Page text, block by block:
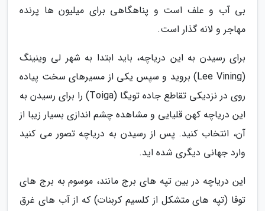
بی آب و علف است و پناهگاهی برای میلیون ها پرنده
مهاجر و لانه گذار است.
برای رسیدن به این دریاچه، باید ابتدا به شهر لی وینینگ
(Lee Vining) بروید و سپس یکی از مسیرهای سخت پیاده
روی در نزدیکی تقاطع جاده تویگا (Toiga) را برای رسیدن به
این دریاچه کهن قلیایی و مشاهده چشم اندازی بسیار زیبا از
آن، انتخاب کنید. پس از رسیدن به دریاچه تصور می کنید
وارد جهانی دیگری شده اید.
این دریاچه در بین تپه های برج مانند، موسوم به برج های
توفا (تپه های متشکل از کلسیم کربنات) که از آب های غرق